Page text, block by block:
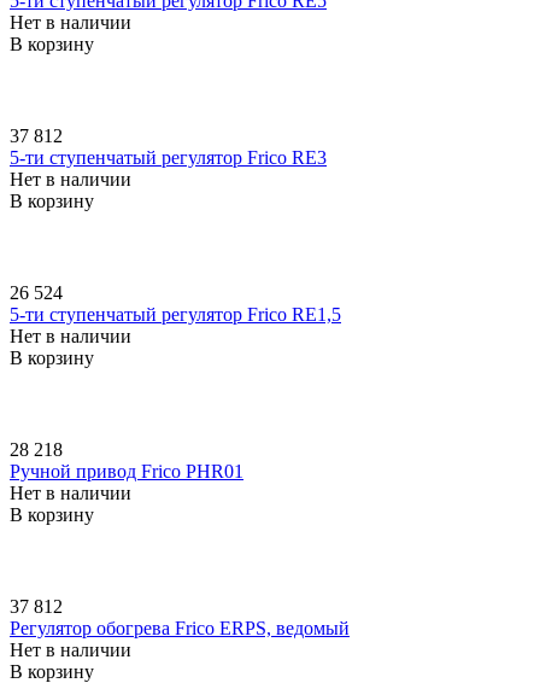
Нет в наличии
В корзину
37 812
5-ти ступенчатый регулятор Frico RE3
Нет в наличии
В корзину
26 524
5-ти ступенчатый регулятор Frico RE1,5
Нет в наличии
В корзину
28 218
Ручной привод Frico PHR01
Нет в наличии
В корзину
37 812
Регулятор обогрева Frico ERPS, ведомый
Нет в наличии
В корзину